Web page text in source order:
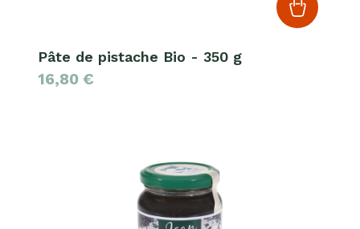
Pâte de pistache Bio - 350 g
16,80 €